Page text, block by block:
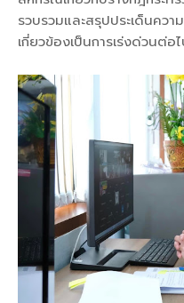
รวบรวมและสรุปประเด็นคว
เกี่ยวข้องเป็นการเร่งด่วนต่อ